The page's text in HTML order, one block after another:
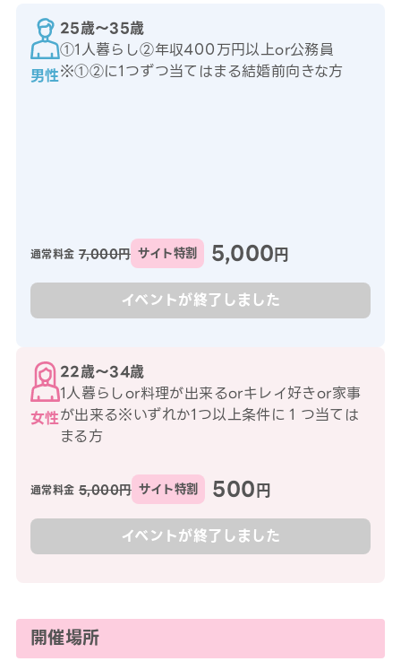
男性
25歳〜35歳
①1人暮らし②年収400万円以上or公務員
※①②に1つずつ当てはまる結婚前向きな方
通常料金 7,000円 サイト特割 5,000円
イベントが終了しました
女性
22歳〜34歳
1人暮らしor料理が出来るorキレイ好きor家事
が出来る※いずれか1つ以上条件に１つ当ては
まる方
通常料金 5,000円 サイト特割 500円
イベントが終了しました
開催場所